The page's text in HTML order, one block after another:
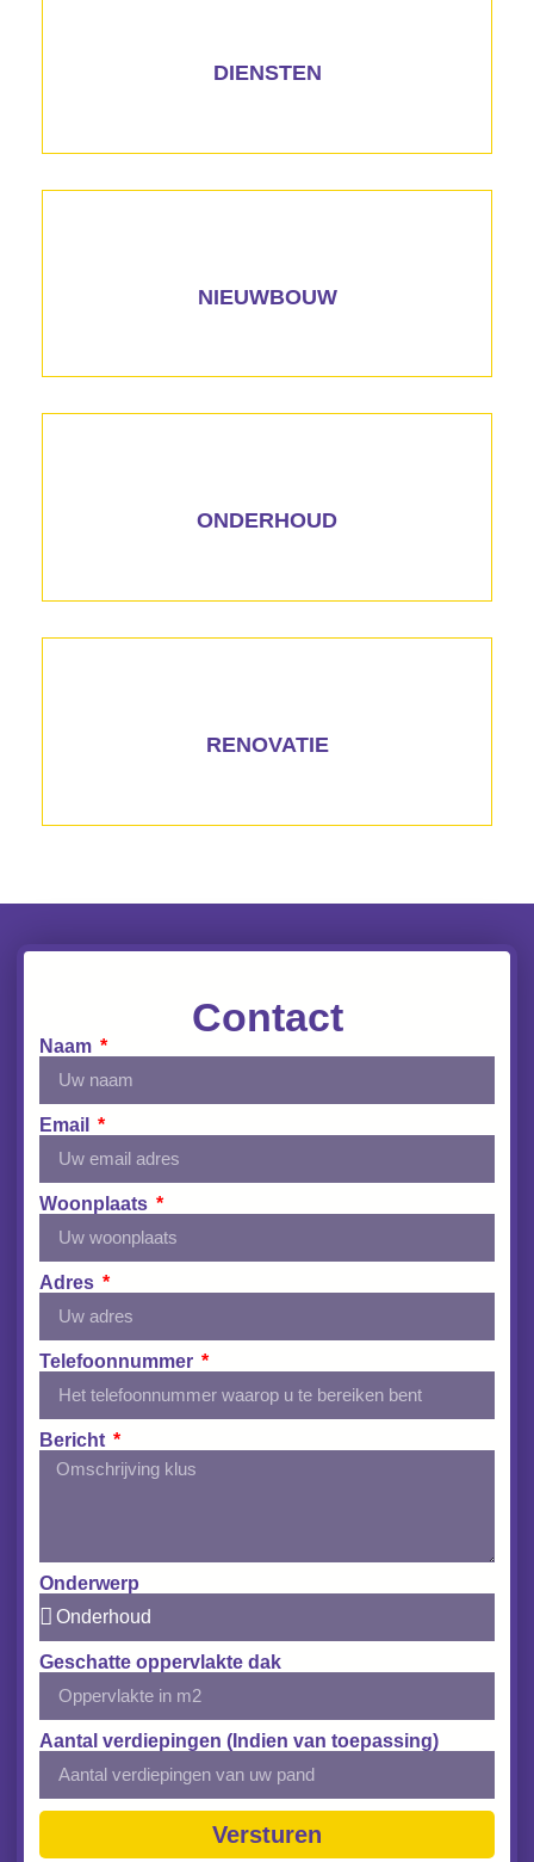
DIENSTEN
NIEUWBOUW
ONDERHOUD
RENOVATIE
Contact
Naam
Email
Woonplaats
Adres
Telefoonnummer
Bericht
Onderwerp
Geschatte oppervlakte dak
Aantal verdiepingen (Indien van toepassing)
Versturen